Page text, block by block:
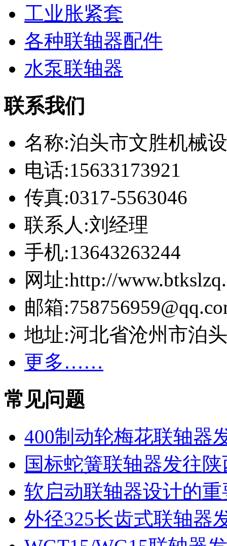
工业胀紧套
各种联轴器配件
水泵联轴器
联系我们
名称:泊头市文胜机械
电话:15633173921
传真:0317-5563046
联系人:刘经理
手机:13643263244
网址:http://
邮箱
地址:河北省沧州市泊
更多……
常见问题
400制动轮梅花联轴器
国标蛇簧联轴器发往
软启动联轴器设计的重
外径325长齿式联轴器